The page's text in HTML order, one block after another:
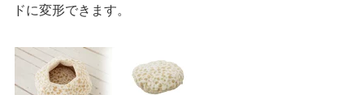
ドに変形できます。